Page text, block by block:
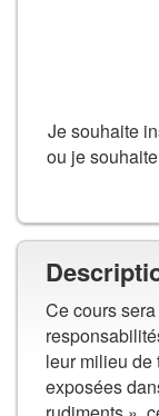
Je souhaite
ou je
Ce cours
leur milieu de
exposées